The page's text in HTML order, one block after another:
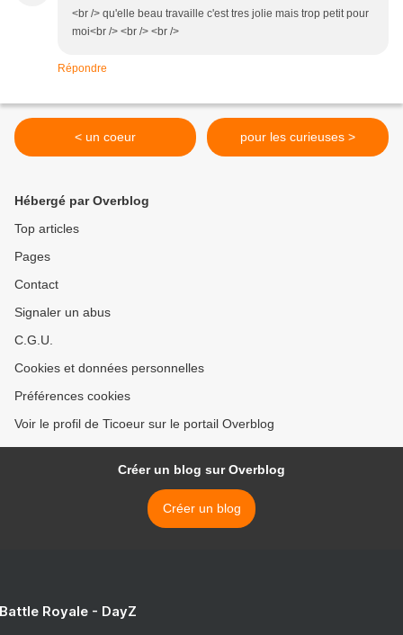
<br /> qu'elle beau travaille c'est tres jolie mais trop petit pour
moi<br /> <br /> <br />
Répondre
< un coeur pour les curieuses >
Hébergé par Overblog
Top articles
Pages
Contact
Signaler un abus
C.G.U.
Cookies et données personnelles
Préférences cookies
Voir le profil de Ticoeur sur le portail Overblog
Créer un blog sur Overblog
Créer un blog
Royale - DayZ